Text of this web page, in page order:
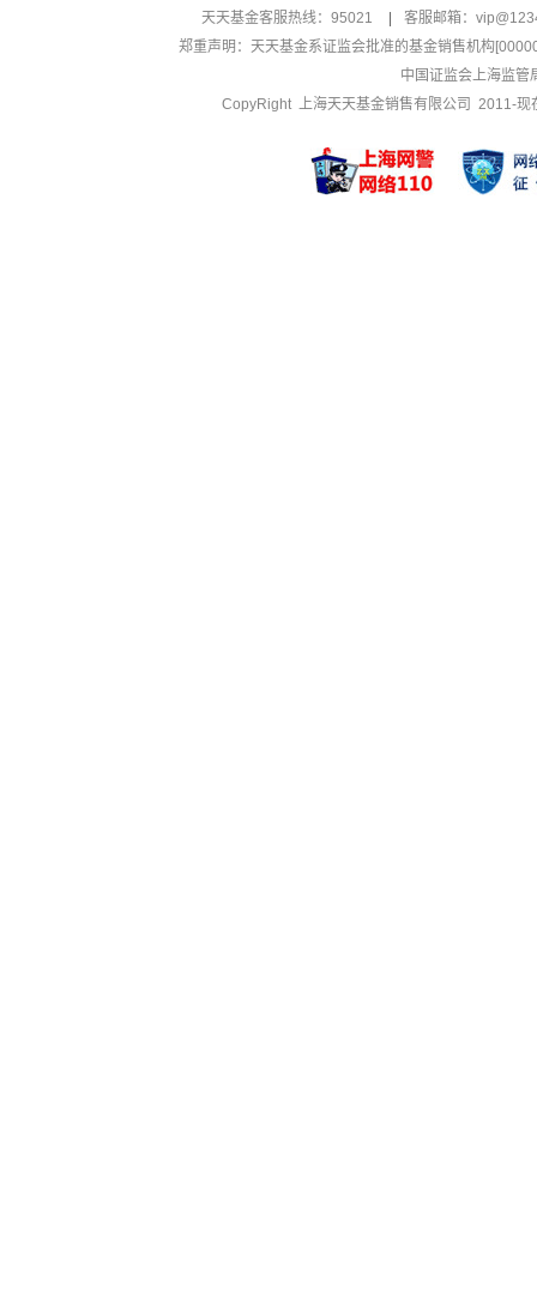
天天基金客服热线：95021 客服邮箱：
郑重声明： 天天基金系证监会批准的基金销售机构
中国证监会上海监管
CopyRight 上海天天基金销售有限公司 2011-